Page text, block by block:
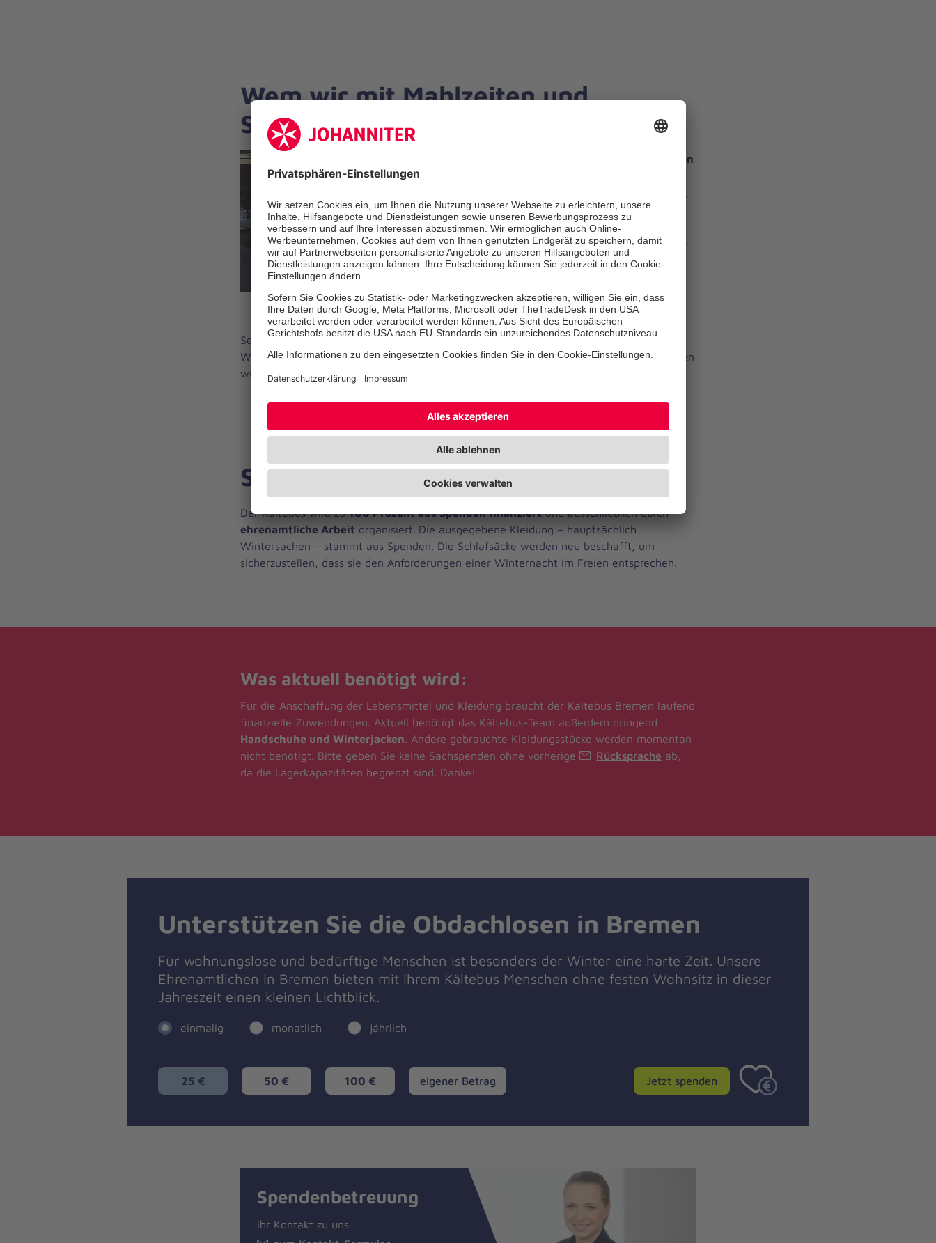
Wem wir mit Mahlzeiten und
Schlafsäcken helfen
© Henning Strauch
120 Personen
die die Hilfe in Anspruch nehmen –
mittlerweile auch viele Geflüchtete. Pro
Saison – in der Zeit von Oktober bis März –
werden rund300 Schlafsäckeverteilt,
unzählige Liter Kaffee und Tee
ausgeschenkt.
Seit einigen Jahren beobachten wir auch einen Zuwachs an jugendlichen bzw. jungen
Wohnungslosen sowie an hilfsbedürftigen Menschen aus Osteuropa. Außerdem versorgen
wir oftmals Hundemit.
Spenden für den Kältebus Bremen
Der Kältebus wird zu100 Prozent aus Spenden finanziertund ausschließlich durch
ehrenamtliche Arbeit organisiert. Die ausgegebene Kleidung – hauptsächlich
Wintersachen – stammt aus Spenden. Die Schlafsäcke werden neu beschafft, um
sicherzustellen, dass sie den Anforderungen einer Winternacht im Freien entsprechen.
Was aktuell benötigt wird:
Für die Anschaffung der Lebensmittel und Kleidung braucht der Kältebus Bremen laufend
finanzielle Zuwendungen. Aktuell benötigt das Kältebus-Team außerdem dringend
Handschuhe und Winterjacken. Andere gebrauchte Kleidungsstücke werden momentan
nicht benötigt. Bitte geben Sie keine Sachspenden ohne vorherige
Rücksprache ab,
da die Lagerkapazitäten begrenzt sind. Danke!
Unterstützen Sie die Obdachlosen in Bremen
Für wohnungslose und bedürftige Menschen ist besonders der Winter eine harte Zeit. Unsere
Ehrenamtlichen in Bremen bieten mit ihrem Kältebus Menschen ohne festen Wohnsitz in dieser
Jahreszeit einen kleinen Lichtblick.
einmalig monatlich jährlich
25 € 50 € 100 €
eigener
Betrag
eigener Betrag Jetzt spenden
Spendenbetreuung
Ihr Kontakt zu uns